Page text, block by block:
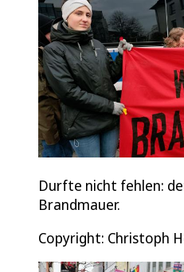
Durfte nicht fehlen:
Brandmauer.
Copyright: Christoph